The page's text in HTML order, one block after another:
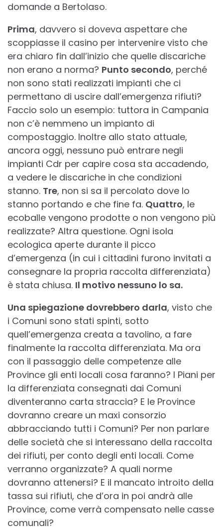
domande a Bertolaso.
Prima, davvero si doveva aspettare che
scoppiasse il casino per intervenire visto che
era chiaro fin dall’inizio che quelle discariche
non erano a norma? Punto secondo, perché
non sono stati realizzati impianti che ci
permettano di uscire dall’emergenza rifiuti?
Faccio solo un esempio: tuttora in Campania
non c’è nemmeno un impianto di
compostaggio. Inoltre allo stato attuale,
ancora oggi, nessuno può entrare negli
impianti Cdr per capire cosa sta accadendo,
a vedere le discariche in che condizioni
stanno. Tre, non si sa il percolato dove lo
stanno portando e che fine fa. Quattro, le
ecoballe vengono prodotte o non vengono più
realizzate? Altra questione. Ogni isola
ecologica aperte durante il picco
d’emergenza (in cui i cittadini furono invitati a
consegnare la propria raccolta differenziata)
è stata chiusa. Il motivo nessuno lo sa.
Una spiegazione dovrebbero darla, visto che
i Comuni sono stati spinti, sotto
quell’emergenza creata a tavolino, a fare
finalmente la raccolta differenziata. Ma ora
con il passaggio delle competenze alle
Province gli enti locali cosa faranno? I Piani per
la differenziata consegnati dai Comuni
diventeranno carta straccia? E le Province
dovranno creare un maxi consorzio
abbracciando tutti i Comuni? Per non parlare
delle società che si interessano della raccolta
dei rifiuti, per conto degli enti locali. Come
verranno organizzate? A quali norme
dovranno attenersi? E il mancato introito della
tassa sui rifiuti, che d’ora in poi andrà alle
Province, come verrà compensato nelle casse
comunali?